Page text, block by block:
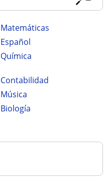
Matemáticas
Español
Química
Contabilidad
Música
Biología